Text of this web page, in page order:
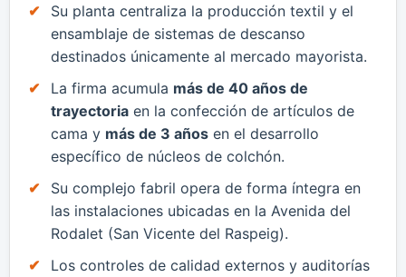
​Su planta centraliza la producción textil y el
ensamblaje de sistemas de descanso
destinados únicamente al mercado mayorista.
​La firma acumula más de 40 años de
trayectoria en la confección de artículos de
cama y más de 3 años en el desarrollo
específico de núcleos de colchón.
​Su complejo fabril opera de forma íntegra en
las instalaciones ubicadas en la Avenida del
Rodalet (San Vicente del Raspeig).
​Los controles de calidad externos y auditorías